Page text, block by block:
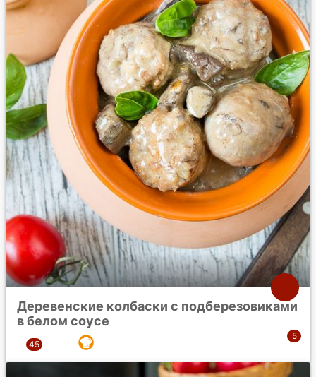
Деревенские колбаски с подберезовиками
в белом соусе